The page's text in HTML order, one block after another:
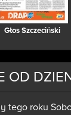
Głos Szczeciński
OD
tego roku